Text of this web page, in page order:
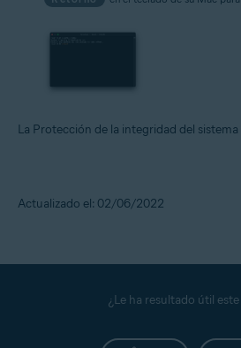
La Protección de la integridad del
Actualizado el: 02/06/2022
¿Le ha resultado útil